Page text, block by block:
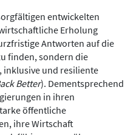
entwickelten
Erholung
Antworten auf die
finden, sondern die
inklusive und resiliente
Better). Dementsprechend
in ihren
öffentliche
ihre Wirtschaft